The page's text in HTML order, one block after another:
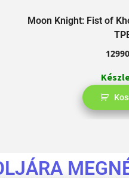
Moon Knight: Fist of
12990